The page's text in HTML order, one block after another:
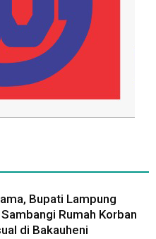
Bupati Lampung
Rumah Korban
di Bakauheni